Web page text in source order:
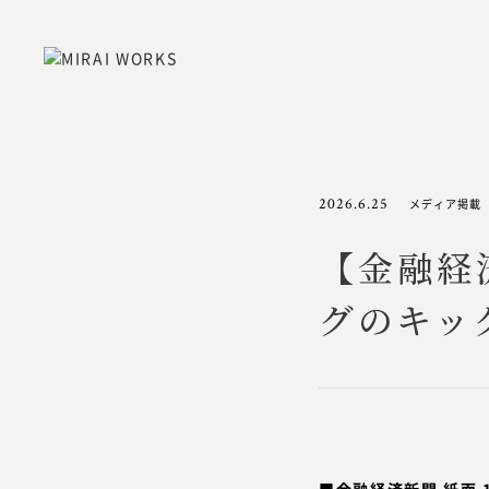
2026.6.25 メディア掲載
【金融
グのキッ